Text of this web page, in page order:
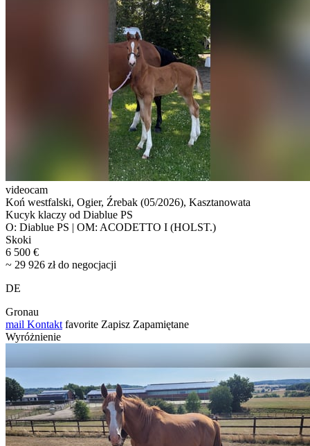
videocam
Koń westfalski, Ogier, Źrebak (05/2026), Kasztanowata
Kucyk klaczy od Diablue PS
O: Diablue PS | OM: ACODETTO I (HOLST.)
Skoki
6 500 €
~ 29 926 zł do negocjacji
DE
Gronau
mail Kontakt favorite Zapisz Zapamiętane
Wyróżnienie